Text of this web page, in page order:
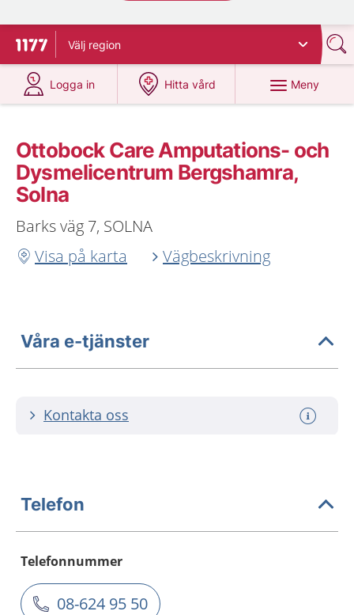
Till startsidan för 1177
Välj region
Logga in
på 1177.se
Hitta vård
på 1177.se
Meny
Ottobock Care Amputations- och
Dysmelicentrum Bergshamra,
Solna
Barks väg 7, SOLNA
Visa på karta
Vägbeskrivning
Våra e-tjänster
Kontakta oss
Telefon
Telefonnummer
08-624 95 50